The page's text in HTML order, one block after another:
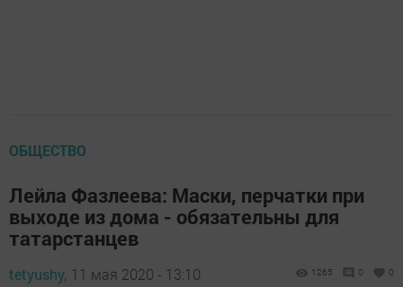
ОБЩЕСТВО
Лейла Фазлеева: Маски, перчатки при
выходе из дома - обязательны для
татарстанцев
tetyushy, 11 мая 2020 - 13:10 1265 0 0